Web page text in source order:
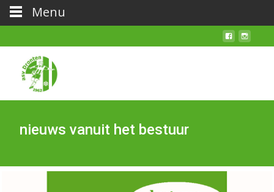
nieuws vanuit het bestuur
Menu